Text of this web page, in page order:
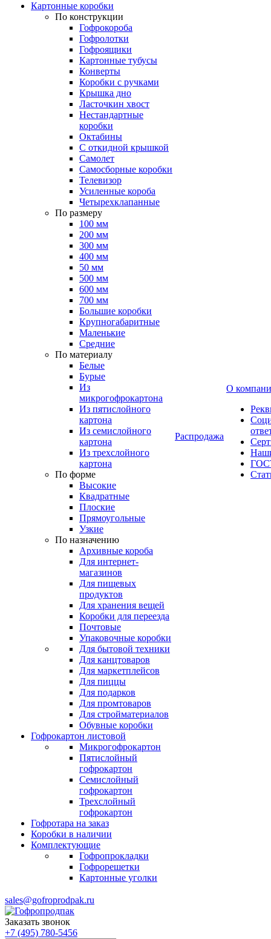
Картонные коробки
По конструкции
Гофрокороба
Гофролотки
Гофроящики
Картонные тубусы
Конверты
Коробки с ручками
Крышка дно
Ласточкин хвост
Нестандартные
коробки
Октабины
С откидной крышкой
Самолет
Самосборные коробки
Телевизор
Усиленные короба
Четырехклапанные
По размеру
100 мм
200 мм
300 мм
400 мм
50 мм
500 мм
600 мм
700 мм
Большие коробки
Крупногабаритные
Маленькие
Средние
По материалу
Белые
Бурые
Из
микрогофрокартона
Из пятислойного
картона
Из семислойного
картона
Из трехслойного
картона
По форме
Высокие
Квадратные
Плоские
Прямоугольные
Узкие
По назначению
Архивные короба
Для интернет-
магазинов
Для пищевых
продуктов
Для хранения вещей
Коробки для переезда
Почтовые
Упаковочные коробки
Для бытовой техники
Для канцтоваров
Для маркетплейсов
Для пиццы
Для подарков
Для промтоваров
Для стройматериалов
Обувные коробки
Гофрокартон листовой
Микрогофрокартон
Пятислойный
гофрокартон
Семислойный
гофрокартон
Трехслойный
гофрокартон
Гофротара на заказ
Коробки в наличии
Комплектующие
Гофропрокладки
Гофрорешетки
Картонные уголки
Распродажа
О
sales@gofroprodpak.ru
Заказать звонок
+7 (495) 780-5456